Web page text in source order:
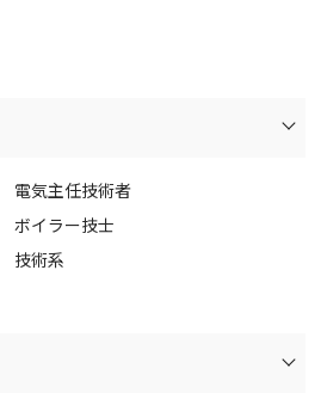
電気主任技術者
ボイラー技士
技術系